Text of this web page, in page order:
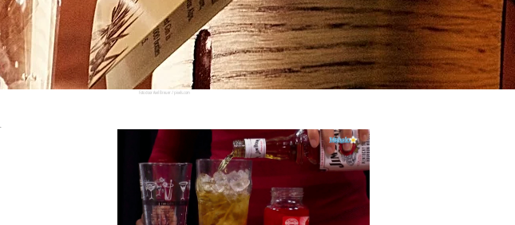
Foto door Axel Breuer / pixels.com